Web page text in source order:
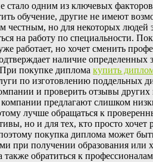
одним из ключевых
обучение, другие не имеют
честным, но для некоторых людей
на работу по специальности.
работает, но хочет сменить
наличие
покупке диплома купить
по изготовлению поддельных
и проверить отзывы
предлагают слишком
лучше обращаться к
но и для тех, кто просто
покупка диплома может
при получении образования
обратиться к